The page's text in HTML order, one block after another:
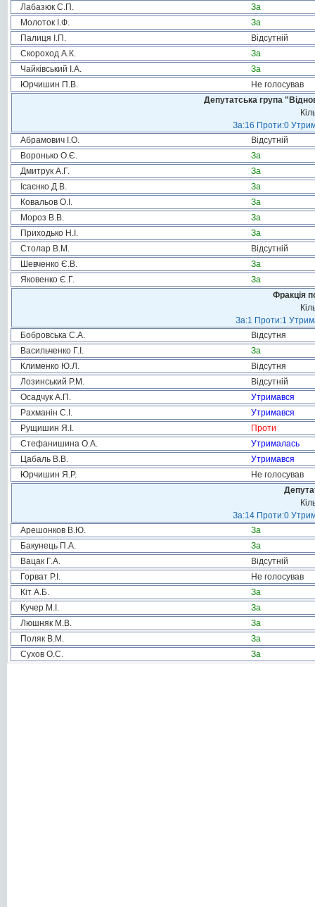
Лабазюк С.П.
За
Молоток І.Ф.
За
Палиця І.П.
Відсутній
Скороход А.К.
За
Чайківський І.А.
За
Юрчишин П.В.
Не голосував
Депутатська група
За:16 Проти:0
Абрамович І.О.
Відсутній
Воронько О.Є.
За
Дмитрук А.Г.
За
Ісаєнко Д.В.
За
Ковальов О.І.
За
Мороз В.В.
За
Приходько Н.І.
За
Столар В.М.
Відсутній
Шевченко Є.В.
За
Яковенко Є.Г.
За
Фракція
За:1 Проти:1
Бобровська С.А.
Відсутня
Васильченко Г.І.
За
Клименко Ю.Л.
Відсутня
Лозинський Р.М.
Відсутній
Осадчук А.П.
Утримався
Рахманін С.І.
Утримався
Рущишин Я.І.
Проти
Стефанишина О.А.
Утрималась
Цабаль В.В.
Утримався
Юрчишин Я.Р.
Не голосував
За:14 Проти:0
Арешонков В.Ю.
За
Бакунець П.А.
За
Вацак Г.А.
Відсутній
Горват Р.І.
Не голосував
Кіт А.Б.
За
Кучер М.І.
За
Люшняк М.В.
За
Поляк В.М.
За
Сухов О.С.
За